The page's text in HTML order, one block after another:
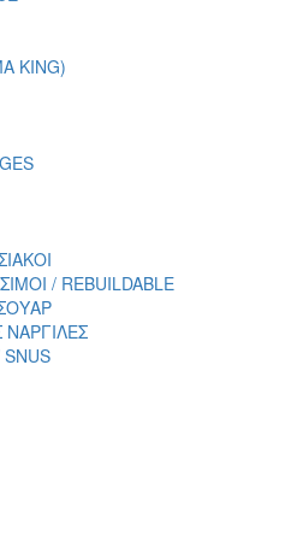
KING)
/ REBUILDABLE